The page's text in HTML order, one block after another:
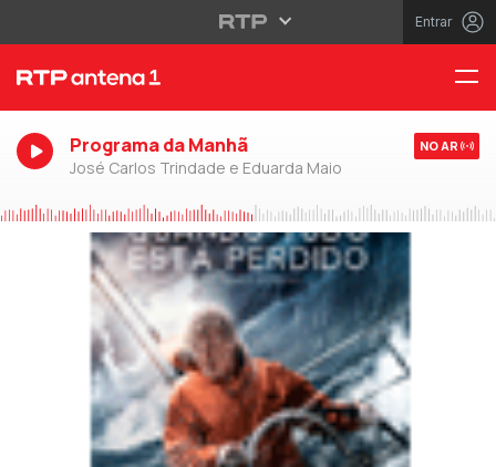
Entrar
Programa da Manhã
José Carlos Trindade e Eduarda Maio
NO AR